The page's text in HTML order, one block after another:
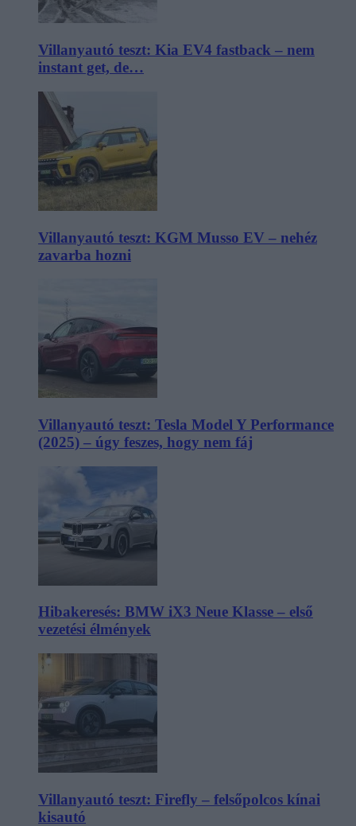
Villanyautó teszt: Kia EV4 fastback – nem
instant get, de…
Villanyautó teszt: KGM Musso EV – nehéz
zavarba hozni
Villanyautó teszt: Tesla Model Y Performance
(2025) – úgy feszes, hogy nem fáj
Hibakeresés: BMW iX3 Neue Klasse – első
vezetési élmények
Villanyautó teszt: Firefly – felsőpolcos kínai
kisautó